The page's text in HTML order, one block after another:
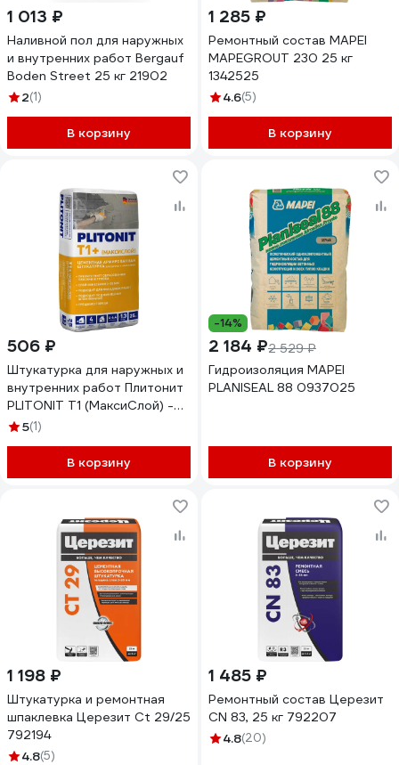
1 013 ₽
Наливной пол для наружных
и внутренних работ Bergauf
Boden Street 25 кг 21902
2(1)
В корзину
1 285 ₽
Ремонтный состав MAPEI
MAPEGROUT 230 25 кг
1342525
4.6(5)
В корзину
506 ₽
Штукатурка для наружных и
внутренних работ Плитонит
PLITONIT T1 (МаксиСлой) -
25 Н011775
5(1)
В корзину
-14%
2 184 ₽2 529 ₽
Гидроизоляция MAPEI
PLANISEAL 88 0937025
В корзину
1 198 ₽
Штукатурка и ремонтная
шпаклевка Церезит Ct 29/25
792194
4.8(5)
1 485 ₽
Ремонтный состав Церезит
CN 83, 25 кг 792207
4.8(20)